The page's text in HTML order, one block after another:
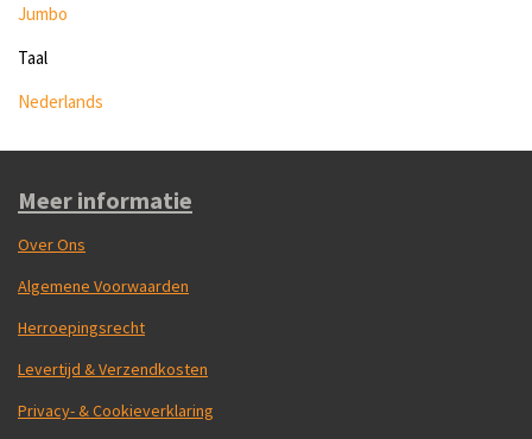
Jumbo
Taal
Nederlands
Meer informatie
Over Ons
Algemene Voorwaarden
Herroepingsrecht
Levertijd & Verzendkosten
Privacy- & Cookieverklaring